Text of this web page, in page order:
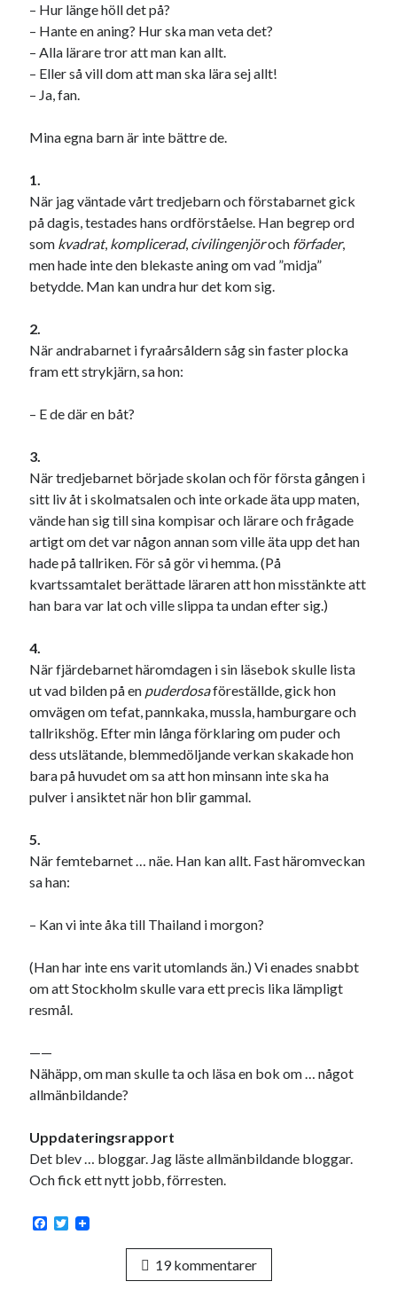
– Hur länge höll det på?
– Hante en aning? Hur ska man veta det?
– Alla lärare tror att man kan allt.
– Eller så vill dom att man ska lära sej allt!
– Ja, fan.
Mina egna barn är inte bättre de.
1.
När jag väntade vårt tredjebarn och förstabarnet gick
på dagis, testades hans ordförståelse. Han begrep ord
som kvadrat, komplicerad, civilingenjöroch förfader,
men hade inte den blekaste aning om vad ”midja”
betydde. Man kan undra hur det kom sig.
2.
När andrabarnet i fyraårsåldern såg sin faster plocka
fram ett strykjärn, sa hon:
– E de där en båt?
3.
När tredjebarnet började skolan och för första gången i
sitt liv åt i skolmatsalen och inte orkade äta upp maten,
vände han sig till sina kompisar och lärare och frågade
artigt om det var någon annan som ville äta upp det han
hade på tallriken. För så gör vi hemma. (På
kvartssamtalet berättade läraren att hon misstänkte att
han bara var lat och ville slippa ta undan efter sig.)
4.
När fjärdebarnet häromdagen i sin läsebok skulle lista
ut vad bilden på en puderdosaföreställde, gick hon
omvägen om tefat, pannkaka, mussla, hamburgare och
tallrikshög. Efter min långa förklaring om puder och
dess utslätande, blemmedöljande verkan skakade hon
bara på huvudet om sa att hon minsann inte ska ha
pulver i ansiktet när hon blir gammal.
5.
När femtebarnet … näe. Han kan allt. Fast häromveckan
sa han:
– Kan vi inte åka till Thailand i morgon?
(Han har inte ens varit utomlands än.) Vi enades snabbt
om att Stockholm skulle vara ett precis lika lämpligt
resmål.
——
Nähäpp, om man skulle ta och läsa en bok om … något
allmänbildande?
Uppdateringsrapport
Det blev … bloggar. Jag läste allmänbildande bloggar.
Och fick ett nytt jobb, förresten.
F
T
19 kommentarer